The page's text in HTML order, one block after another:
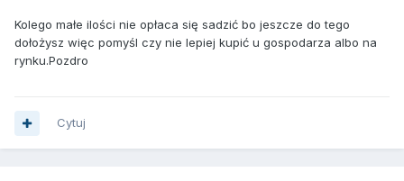
Kolego małe ilości nie opłaca się sadzić bo jeszcze do tego
dołożysz więc pomyśl czy nie lepiej kupić u gospodarza albo na
rynku.Pozdro
Cytuj